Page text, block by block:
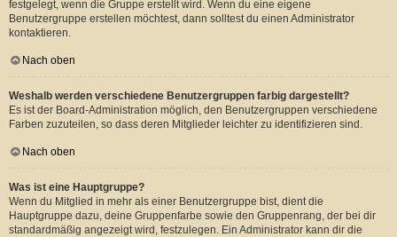
festgelegt, wenn die Gruppe erstellt wird. Wenn du eine eigene
Benutzergruppe erstellen möchtest, dann solltest du einen Administrator
kontaktieren.
Nach oben
Weshalb werden verschiedene Benutzergruppen farbig dargestellt?
Es ist der Board-Administration möglich, den Benutzergruppen verschiedene
Farben zuzuteilen, so dass deren Mitglieder leichter zu identifizieren sind.
Nach oben
Was ist eine Hauptgruppe?
Wenn du Mitglied in mehr als einer Benutzergruppe bist, dient die
Hauptgruppe dazu, deine Gruppenfarbe sowie den Gruppenrang, der bei dir
standardmäßig angezeigt wird, festzulegen. Ein Administrator kann dir die